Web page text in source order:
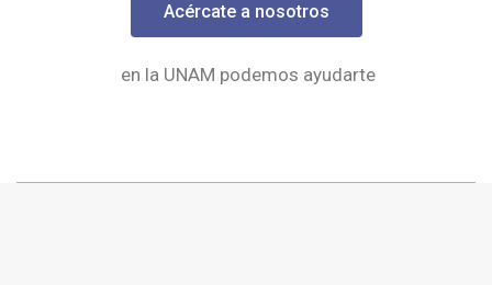
Acércate a nosotros
en la UNAM podemos ayudarte